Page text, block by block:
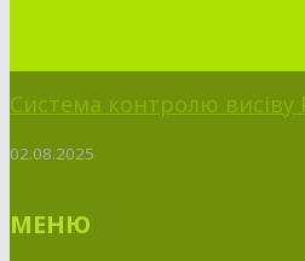
Система контролю висіву
02.08.2025
МЕНЮ